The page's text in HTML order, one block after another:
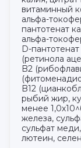
витаминный
альфа-
пантотенат
альфа-
D-
(ретинола
B2
B12
рыбий жир,
менее
железа,
сульфат
лютеин,